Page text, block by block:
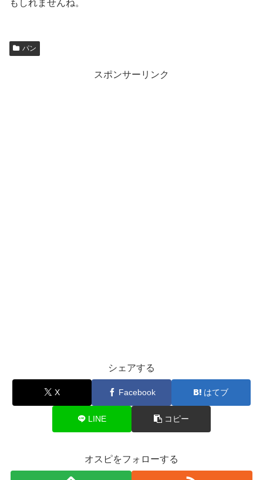
もしれませんね。
パン
スポンサーリンク
シェアする
X Facebook はてブ
LINE コピー
オスピをフォローする